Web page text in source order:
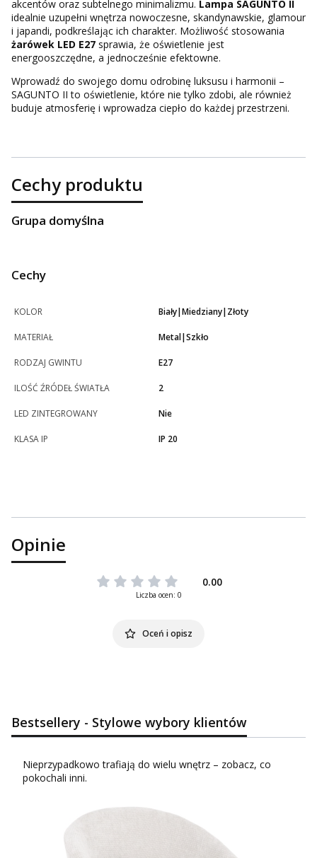
akcentów oraz subtelnego minimalizmu. Lampa SAGUNTO II
idealnie uzupełni wnętrza nowoczesne, skandynawskie, glamour
i japandi, podkreślając ich charakter. Możliwość stosowania
żarówek LED E27 sprawia, że oświetlenie jest
energooszczędne, a jednocześnie efektowne.
Wprowadź do swojego domu odrobinę luksusu i harmonii –
SAGUNTO II to oświetlenie, które nie tylko zdobi, ale również
buduje atmosferię i wprowadza ciepło do każdej przestrzeni.
Cechy produktu
Grupa domyślna
Cechy
KOLOR Biały|Miedziany|Złoty
MATERIAŁ Metal|Szkło
RODZAJ GWINTU E27
ILOŚĆ ŹRÓDEŁ ŚWIATŁA 2
LED ZINTEGROWANY Nie
KLASA IP IP 20
Opinie
0.00
Liczba ocen: 0
Oceń i opisz
Bestsellery - Stylowe wybory klientów
Nieprzypadkowo trafiają do wielu wnętrz – zobacz, co
pokochali inni.